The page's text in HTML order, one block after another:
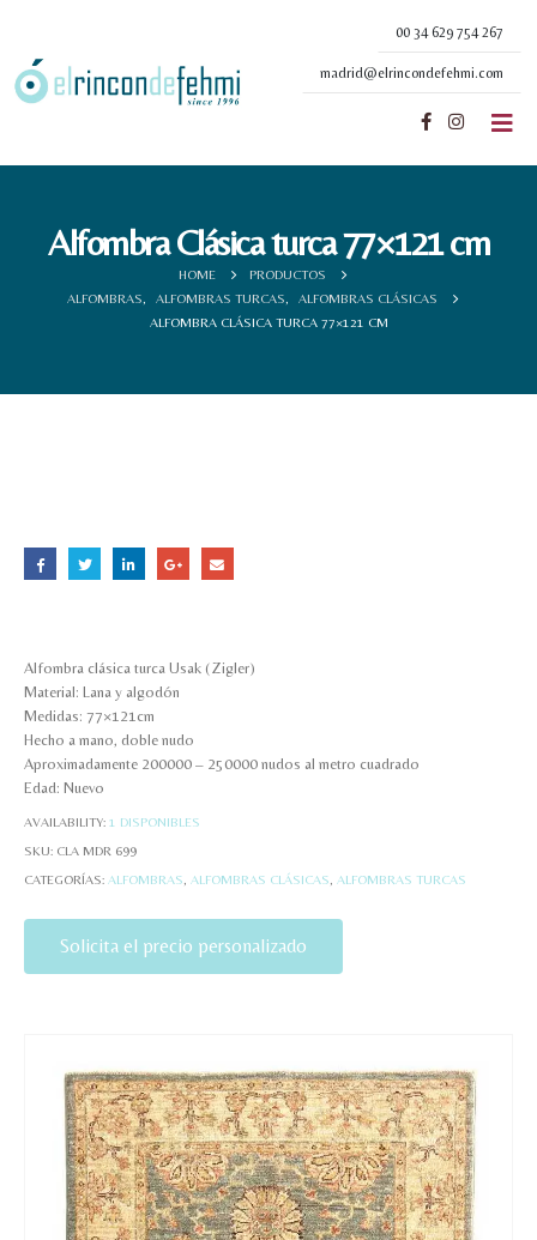
00 34 629 754 267
madrid@elrincondefehmi.com
Alfombra Clásica turca 77×121 cm
HOME
PRODUCTOS
ALFOMBRAS
ALFOMBRAS TURCAS
ALFOMBRAS CLÁSICAS
ALFOMBRA CLÁSICA TURCA 77×121 CM
Alfombra clásica turca Usak (Zigler)
Material: Lana y algodón
Medidas: 77×121cm
Hecho a mano, doble nudo
Aproximadamente 200000 – 250000 nudos al metro cuadrado
Edad: Nuevo
AVAILABILITY: 1 DISPONIBLES
SKU: CLA MDR 699
CATEGORÍAS: ALFOMBRAS ALFOMBRAS CLÁSICAS ALFOMBRAS TURCAS
Solicita el precio personalizado